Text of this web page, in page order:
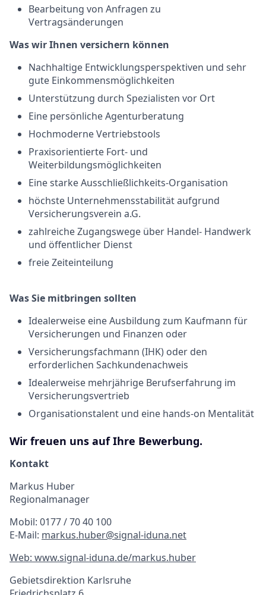
Bearbeitung von Anfragen zu
Vertragsänderungen
Was wir Ihnen versichern können
Nachhaltige Entwicklungsperspektiven und sehr
gute Einkommensmöglichkeiten
Unterstützung durch Spezialisten vor Ort
Eine persönliche Agenturberatung
Hochmoderne Vertriebstools
Praxisorientierte Fort- und
Weiterbildungsmöglichkeiten
Eine starke Ausschließlichkeits-Organisation
höchste Unternehmensstabilität aufgrund
Versicherungsverein a.G.
zahlreiche Zugangswege über Handel- Handwerk
und öffentlicher Dienst
freie Zeiteinteilung
Was Sie mitbringen sollten
Idealerweise eine Ausbildung zum Kaufmann für
Versicherungen und Finanzen oder
Versicherungsfachmann (IHK) oder den
erforderlichen Sachkundenachweis
Idealerweise mehrjährige Berufserfahrung im
Versicherungsvertrieb
Organisationstalent und eine hands-on Mentalität
Wir freuen uns auf Ihre Bewerbung.
Kontakt
Markus Huber
Regionalmanager
Mobil: 0177 / 70 40 100
E-Mail: markus.huber@signal-iduna.net
Web: www.signal-iduna.de/markus.huber
Gebietsdirektion Karlsruhe